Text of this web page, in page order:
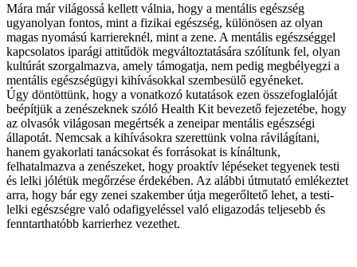
Mára már világossá kellett válnia, hogy a mentális egészség
ugyanolyan fontos, mint a fizikai egészség, különösen az olyan
magas nyomású karriereknél, mint a zene. A mentális egészséggel
kapcsolatos iparági attitűdök megváltoztatására szólítunk fel, olyan
kultúrát szorgalmazva, amely támogatja, nem pedig megbélyegzi a
mentális egészségügyi kihívásokkal szembesülő egyéneket.
Úgy döntöttünk, hogy a vonatkozó kutatások ezen összefoglalóját
beépítjük a zenészeknek szóló Health Kit bevezető fejezetébe, hogy
az olvasók világosan megértsék a zeneipar mentális egészségi
állapotát. Nemcsak a kihívásokra szerettünk volna rávilágítani,
hanem gyakorlati tanácsokat és forrásokat is kínáltunk,
felhatalmazva a zenészeket, hogy proaktív lépéseket tegyenek testi
és lelki jólétük megőrzése érdekében. Az alábbi útmutató emlékeztet
arra, hogy bár egy zenei szakember útja megerőltető lehet, a testi-
lelki egészségre való odafigyeléssel való eligazodás teljesebb és
fenntarthatóbb karrierhez vezethet.